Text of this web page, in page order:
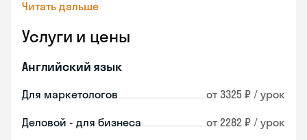
Читать дальше
Услуги и цены
Английский язык
Для маркетологов от 3325 ₽ / урок
Деловой - для бизнеса от 2282 ₽ / урок